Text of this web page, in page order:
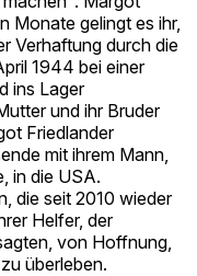
Monate gelingt es ihr,
Verhaftung durch die
1944 bei einer
ins Lager
und ihr Bruder
Friedlander
mit ihrem Mann,
in die USA.
die seit 2010 wieder
Helfer, der
von Hoffnung,
überleben.